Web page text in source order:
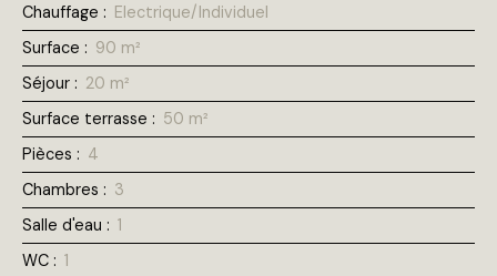
Chauffage : Electrique/Individuel
Surface : 90 m²
Séjour : 20 m²
Surface terrasse : 50 m²
Pièces : 4
Chambres : 3
Salle d'eau : 1
WC : 1